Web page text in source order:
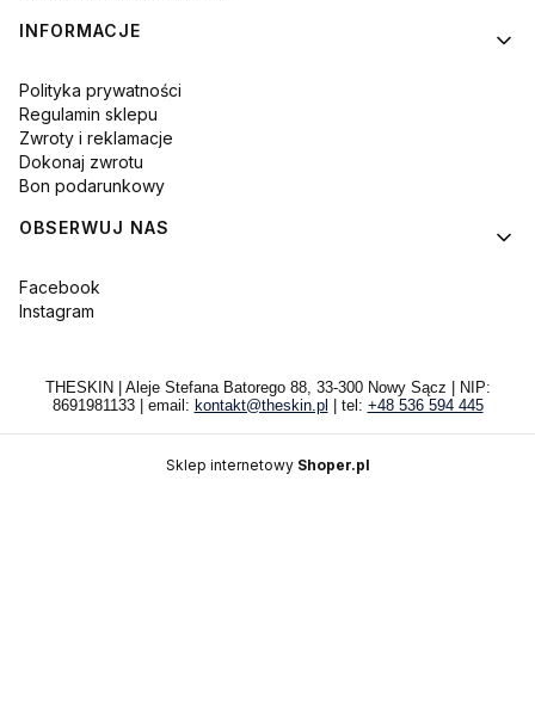
INFORMACJE
Polityka prywatności
Regulamin sklepu
Zwroty i reklamacje
Dokonaj zwrotu
Bon podarunkowy
OBSERWUJ NAS
Facebook
Instagram
THESKIN | Aleje Stefana Batorego 88, 33-300 Nowy Sącz | NIP:
8691981133 | email: kontakt@theskin.pl | tel: +48 536 594 445
Sklep internetowy Shoper.pl